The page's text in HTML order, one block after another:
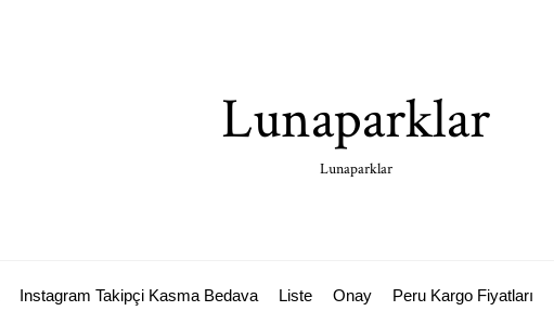
Lunaparklar
Lunaparklar
Instagram Takipçi Kasma Bedava Liste Onay Peru Kargo Fiyatları